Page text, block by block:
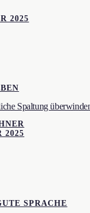
2025
Spaltung
2025
SPRACHE